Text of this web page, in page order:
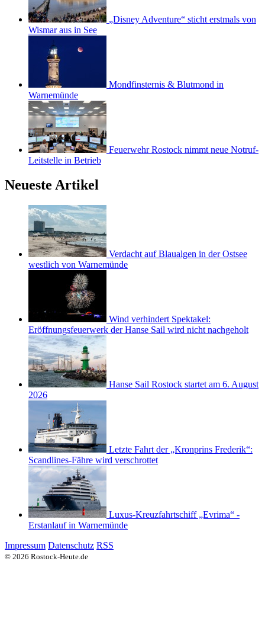
„Disney Adventure“ sticht erstmals von
Wismar aus in See
Mondfinsternis & Blutmond in
Warnemünde
Feuerwehr Rostock nimmt neue Notruf-
Leitstelle in Betrieb
Neueste Artikel
Verdacht auf Blaualgen in der Ostsee
westlich von Warnemünde
Wind verhindert Spektakel:
Eröffnungsfeuerwerk der Hanse Sail wird nicht nachgeholt
Hanse Sail Rostock startet am 6. August
2026
Letzte Fahrt der „Kronprins Frederik“:
Scandlines-Fähre wird verschrottet
Luxus-Kreuzfahrtschiff „Evrima“ -
Erstanlauf in Warnemünde
Impressum Datenschutz RSS
© 2026 Rostock-Heute.de